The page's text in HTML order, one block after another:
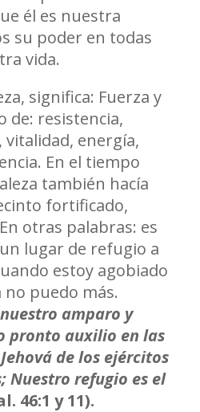
él es nuestra
su poder en todas
vida.
significa: Fuerza y
de: resistencia,
energía,
En el tiempo
también hacía
fortificado,
otras palabras: es
lugar de refugio a
estoy agobiado
puedo más.
amparo y
pronto auxilio en las
de los ejércitos
Nuestro refugio es el
46:1 y 11).